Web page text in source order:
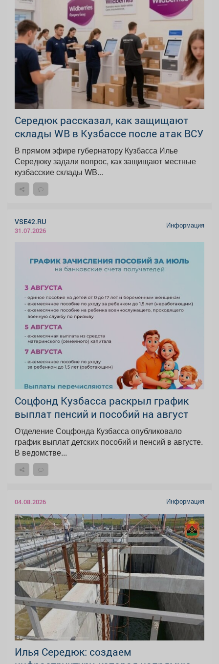
Середюк рассказал, как защищают
склады WB в Кузбассе после атак ВСУ
В прямом эфире губернатору Кузбасса Илье
Середюку задали вопрос, как защищают местные
кузбасские склады WB...
VSE42.RU
31.07.2026
Информация
Соцфонд Кузбасса раскрыл график
выплат пенсий и пособий на август
Отделение Соцфонда Кузбасса опубликовало
график выплат детских пособий и пенсий в августе.
В ведомстве...
04.08.2026 Информация
Илья Середюк: создаем